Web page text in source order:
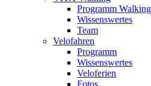
Programm Walking
Wissenswertes
Team
Velofahren
Programm
Wissenswertes
Veloferien
Fotos